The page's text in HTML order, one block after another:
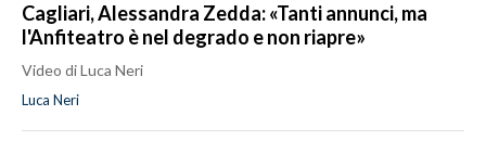
Cagliari, Alessandra Zedda: «Tanti annunci, ma
l'Anfiteatro è nel degrado e non riapre»
Video di Luca Neri
Luca Neri